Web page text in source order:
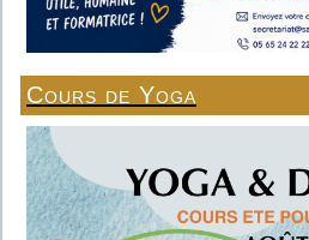
Cours de Yoga